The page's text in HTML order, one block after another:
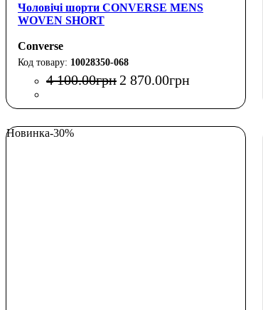
Чоловічі шорти CONVERSE MENS
WOVEN SHORT
Converse
10028350-068
4 100.00грн 2 870.00грн
Новинка-30%